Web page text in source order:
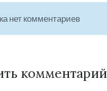
нет комментариев
комментарий